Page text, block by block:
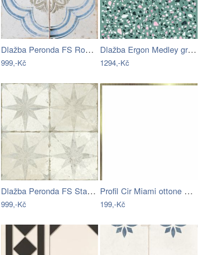
Dlažba Peronda FS Roots mix 45x45 cm…
999,-Kč
Dlažba Ergon Medley green 60x60 cm mat…
1294,-Kč
Dlažba Peronda FS Star white 45x45 cm…
999,-Kč
Profil Cir Miami ottone 20x20 cm mat…
199,-Kč